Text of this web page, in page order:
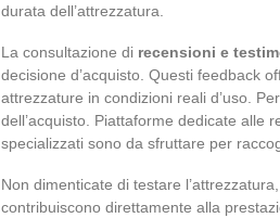
durata dell’attrezzatura.
La consultazione di recensioni e
decisione d’acquisto. Questi feedback
attrezzature in condizioni reali d’uso.
dell’acquisto. Piattaforme dedicate alle
specializzati sono da sfruttare per
Non dimenticate di testare
contribuiscono direttamente alla